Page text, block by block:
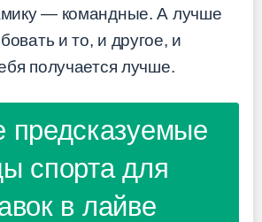
— командные. А лучше
и то, и другое, и
получается лучше.
спорта для
в лайве